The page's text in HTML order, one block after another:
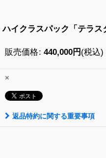
ハイクラスパック「テラス
販売価格: 440,000円 (税込)
×
返品特約に関する重要事項